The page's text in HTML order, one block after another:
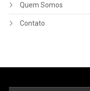
Quem Somos
Contato